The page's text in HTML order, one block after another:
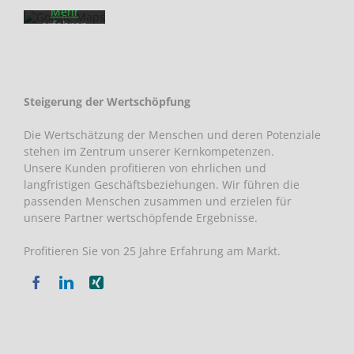
Mehr
erfahren
Google
entsperren
Steigerung der Wertschöpfung
Die Wertschätzung der Menschen und deren Potenziale
stehen im Zentrum unserer Kernkompetenzen.
Unsere Kunden profitieren von ehrlichen und
langfristigen Geschäftsbeziehungen. Wir führen die
passenden Menschen zusammen und erzielen für
unsere Partner wertschöpfende Ergebnisse.
Profitieren Sie von 25 Jahre Erfahrung am Markt.